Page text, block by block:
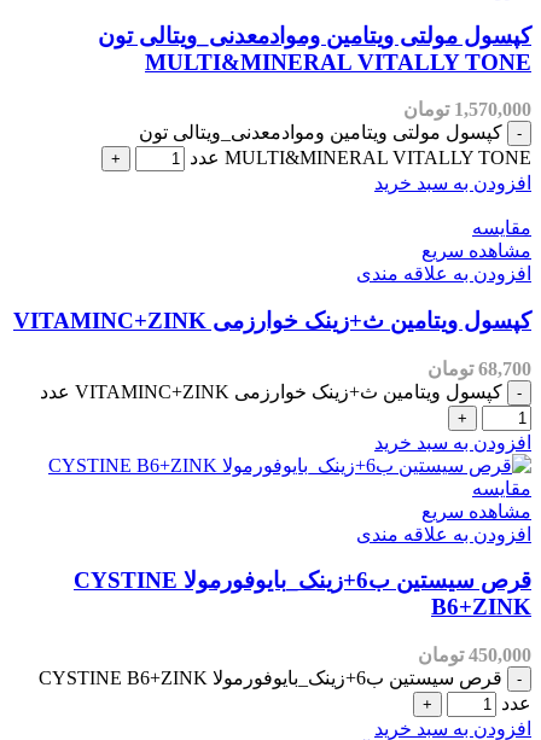
کپسول مولتی ویتامین وموادمعدنی_ویتالی تون
MULTI&MINERAL VITALLY TONE
1,570,000 تومان
کپسول مولتی ویتامین وموادمعدنی_ویتالی تون
MULTI&MINERAL VITALLY TONE عدد
افزودن به سبد خرید
مقایسه
مشاهده سریع
افزودن به علاقه مندی
کپسول ویتامین ث+زینک خوارزمی VITAMINC+ZINK
68,700 تومان
کپسول ویتامین ث+زینک خوارزمی VITAMINC+ZINK عدد
افزودن به سبد خرید
مقایسه
مشاهده سریع
افزودن به علاقه مندی
قرص سیستین ب6+زینک_بایوفورمولا CYSTINE
B6+ZINK
450,000 تومان
قرص سیستین ب6+زینک_بایوفورمولا CYSTINE B6+ZINK
عدد
افزودن به سبد خرید